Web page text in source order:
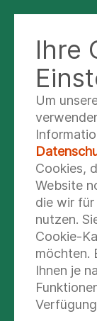
KLINIK NORD
Als tragende
haben sich
Onkologie
Erst
Ihre
Um
Cookies,
Website
die wir
nutzen.
Cookie-
möchten.
Ihnen je